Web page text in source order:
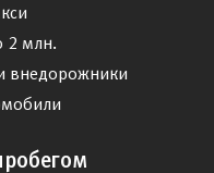
2 млн.
внедорожники